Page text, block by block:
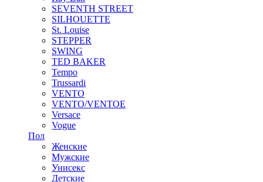
SEVENTH STREET
SILHOUETTE
St. Louise
STEPPER
SWING
TED BAKER
Tempo
Trussardi
VENTO
VENTO/VENTOE
Versace
Vogue
Пол
Женские
Мужские
Унисекс
Детские